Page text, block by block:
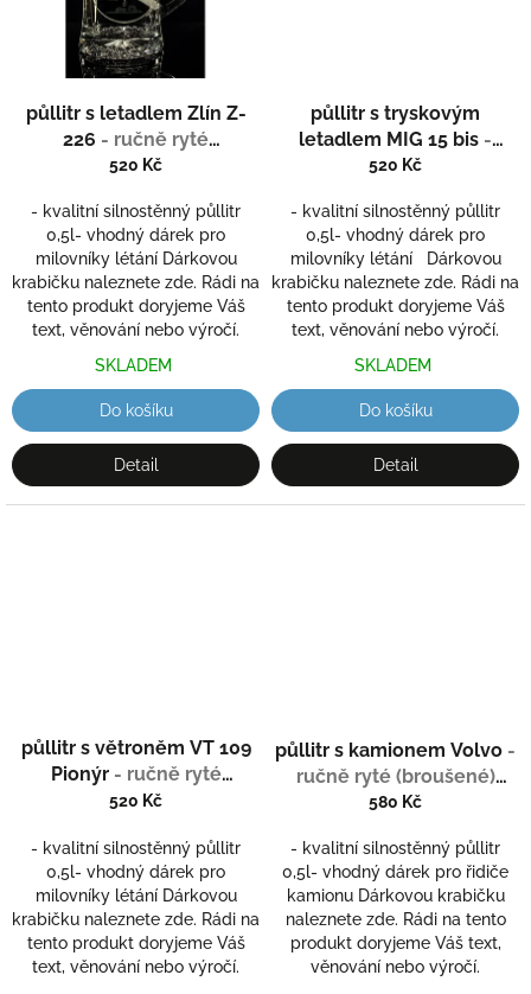
půllitr s letadlem Zlín Z-
226 - ručně ryté
(broušené)
520 Kč
- kvalitní silnostěnný půllitr
0,5l- vhodný dárek pro
milovníky létání Dárkovou
krabičku naleznete zde. Rádi na
tento produkt doryjeme Váš
text, věnování nebo výročí.
SKLADEM
Do košíku
Detail
půllitr s tryskovým
letadlem MIG 15 bis -
ručně ryté (broušené)
520 Kč
- kvalitní silnostěnný půllitr
0,5l- vhodný dárek pro
milovníky létání Dárkovou
krabičku naleznete zde. Rádi na
tento produkt doryjeme Váš
text, věnování nebo výročí.
SKLADEM
Do košíku
Detail
půllitr s větroněm VT 109
Pionýr - ručně ryté
(broušené)
520 Kč
- kvalitní silnostěnný půllitr
0,5l- vhodný dárek pro
milovníky létání Dárkovou
krabičku naleznete zde. Rádi na
tento produkt doryjeme Váš
text, věnování nebo výročí.
hodnocení
produktu
je
z
5
hvězdiček.
půllitr s kamionem Volvo -
ručně ryté (broušené)
dárek pro kamioňáka s
580 Kč
- kvalitní silnostěnný půllitr
0,5l- vhodný dárek pro řidiče
kamionu Dárkovou krabičku
naleznete zde. Rádi na tento
produkt doryjeme Váš text,
věnování nebo výročí.